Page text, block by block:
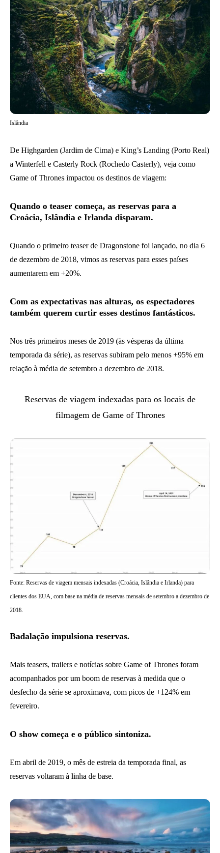
Islândia
De Highgarden (Jardim de Cima) e King’s Landing (Porto Real)
a Winterfell e Casterly Rock (Rochedo Casterly), veja como
Game of Thrones impactou os destinos de viagem:
Quando o teaser começa, as reservas para a
Croácia, Islândia e Irlanda disparam.
Quando o primeiro teaser de Dragonstone foi lançado, no dia 6
de dezembro de 2018, vimos as reservas para esses países
aumentarem em +20%.
Com as expectativas nas alturas, os espectadores
também querem curtir esses destinos fantásticos.
Nos três primeiros meses de 2019 (às vésperas da última
temporada da série), as reservas subiram pelo menos +95% em
relação à média de setembro a dezembro de 2018.
Reservas de viagem indexadas para os locais de
filmagem de Game of Thrones
Fonte: Reservas de viagem mensais indexadas (Croácia, Islândia e Irlanda) para
clientes dos EUA, com base na média de reservas mensais de setembro a dezembro de
2018.
Badalação impulsiona reservas.
Mais teasers, trailers e notícias sobre Game of Thrones foram
acompanhados por um boom de reservas à medida que o
desfecho da série se aproximava, com picos de +124% em
fevereiro.
O show começa e o público sintoniza.
Em abril de 2019, o mês de estreia da temporada final, as
reservas voltaram à linha de base.